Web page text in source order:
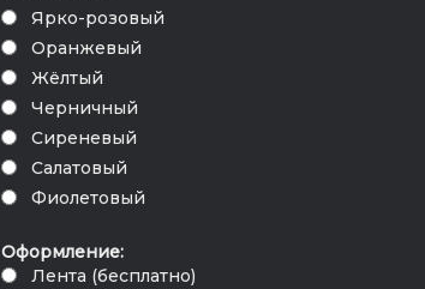
Ярко-розовый
Оранжевый
Жёлтый
Черничный
Сиреневый
Салатовый
Фиолетовый
Оформление:
Лента (бесплатно)